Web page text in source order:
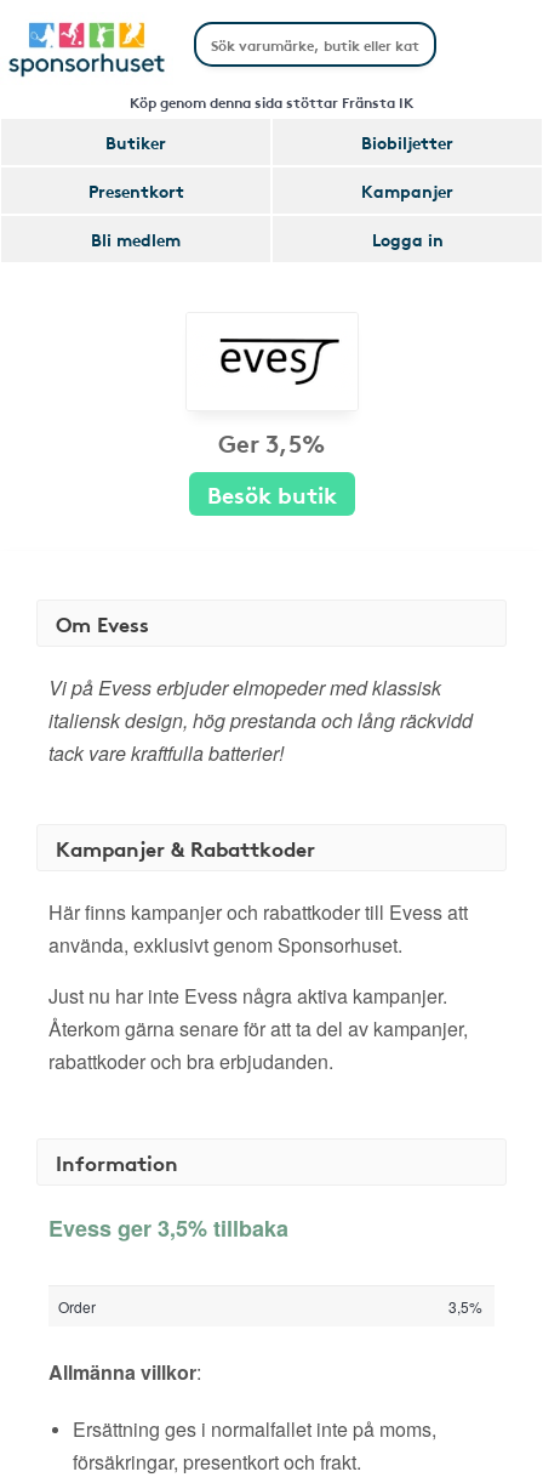
Köp genom denna sida stöttar Fränsta IK
Butiker
Biobiljetter
Presentkort
Kampanjer
Bli medlem
Logga in
Ger 3,5%
Besök butik
Om Evess
Vi på Evess erbjuder elmopeder med klassisk
italiensk design, hög prestanda och lång räckvidd
tack vare kraftfulla batterier!
Kampanjer & Rabattkoder
Här finns kampanjer och rabattkoder till Evess att
använda, exklusivt genom Sponsorhuset.
Just nu har inte Evess några aktiva kampanjer.
Återkom gärna senare för att ta del av kampanjer,
rabattkoder och bra erbjudanden.
Information
Evess ger 3,5% tillbaka
Order 3,5%
Allmänna villkor:
Ersättning ges i normalfallet inte på moms,
försäkringar, presentkort och frakt.